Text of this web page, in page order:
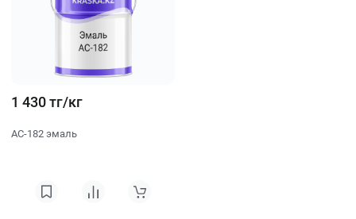
1 430 тг/кг
АС-182 эмаль